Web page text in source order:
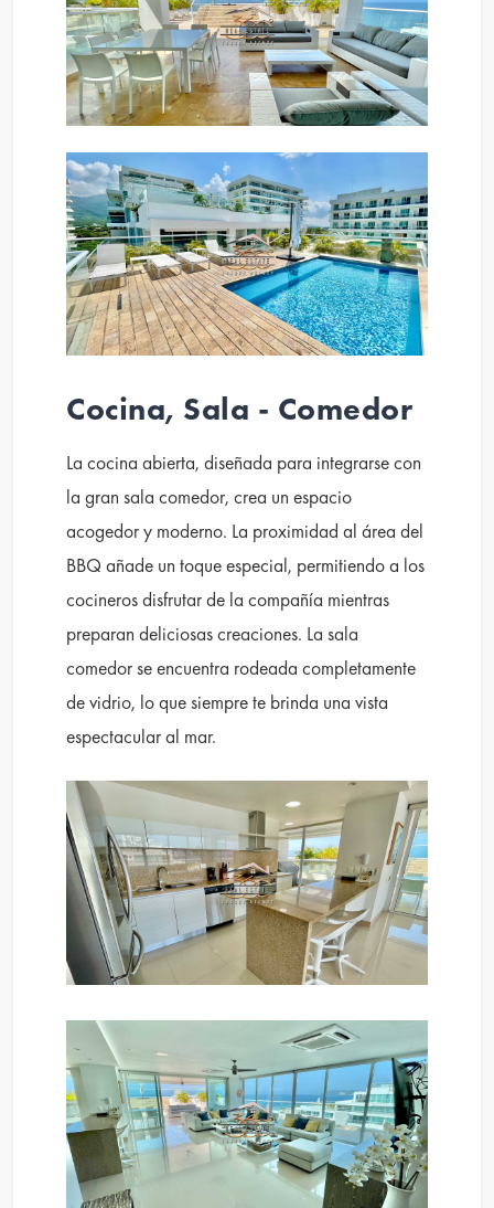
Cocina, Sala - Comedor
La cocina abierta, diseñada para integrarse con
la gran sala comedor, crea un espacio
acogedor y moderno. La proximidad al área del
BBQ añade un toque especial, permitiendo a los
cocineros disfrutar de la compañía mientras
preparan deliciosas creaciones. La sala
comedor se encuentra rodeada completamente
de vidrio, lo que siempre te brinda una vista
espectacular al mar.